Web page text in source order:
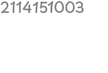
2114151003